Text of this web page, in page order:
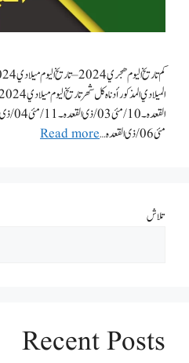
مئی 06/ ذی القعدہ …
Read more
تلاش
Recent Posts